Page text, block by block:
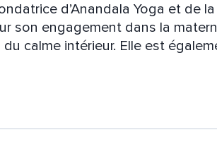
d’Anandala Yoga et de
son engagement dans la
calme intérieur. Elle est
ainsi qu’à la maternité et à la
elle invite chacun à